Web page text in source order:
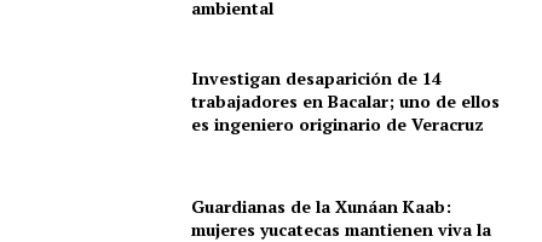
ambiental
Investigan desaparición de 14
trabajadores en Bacalar; uno de ellos
es ingeniero originario de Veracruz
Guardianas de la Xunáan Kaab:
mujeres yucatecas mantienen viva la